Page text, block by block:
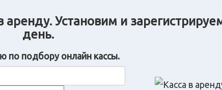
Установим и
день.
по подбору онлайн кассы.